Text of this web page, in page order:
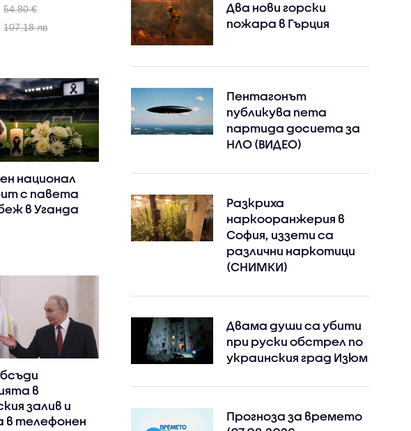
54.80 €
107.18 лв
национал
с павета
в Уганда
в
залив и
в телефонен
Два нови горски
пожара в Гърция
Пентагонът
публикува пета
партида досиета за
НЛО (ВИДЕО)
Разкриха
наркооранжерия в
София, иззети са
различни наркотици
(СНИМКИ)
Двама души са убити
при руски обстрeл по
украинския град Изюм
Прогноза за времето